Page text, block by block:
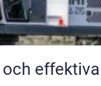
effektiva